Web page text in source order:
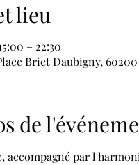
lieu
– 22:30
Briet Daubigny,
de
accompagné par